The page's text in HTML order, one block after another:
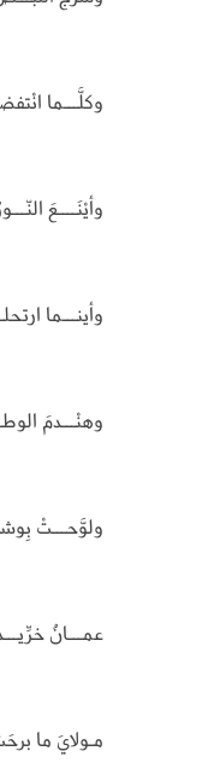
وكلَّـــما
وأيْنَــــعَ
وأينـــما
وهنْـــدمَ
ولوَّحـــتْ
عمـــانُ
مـولايَ ما